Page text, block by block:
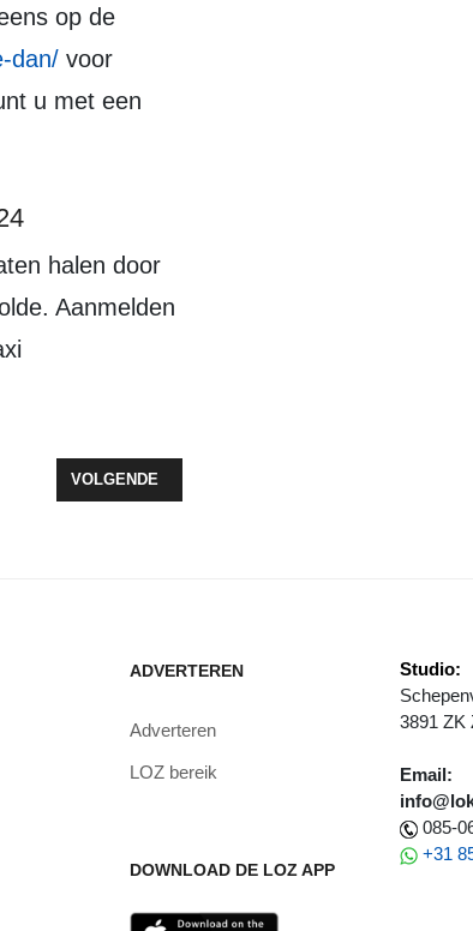
op de
dan/ voor
u met een
Aanmelden
WAARVAN OUDER KANKER HEEFT
VOLGENDE ARTIKEL: OMROEP FLEVOLAND VIERT
VOLGENDE
ADVERTEREN
Adverteren
LOZ bereik
DOWNLOAD DE LOZ APP
Studio:
3891 ZK
Email:
085-
+31